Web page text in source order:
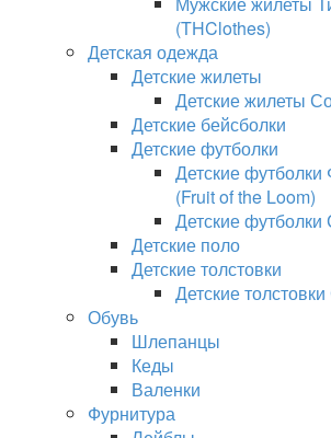
(THClothes)
Детская одежда
Детские жилеты
Детские жилеты
Детские бейсболки
Детские футболки
Детские
(Fruit of the Loom)
Детские футболки
Детские поло
Детские толстовки
Детские
Обувь
Шлепанцы
Кеды
Валенки
Фурнитура